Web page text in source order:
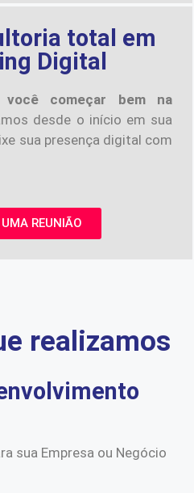
total em
Digital
você começar bem na
desde o início em sua
sua presença digital com
REUNIÃO
realizamos
sua Empresa ou Negócio